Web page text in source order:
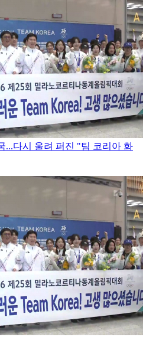
...다시 울려 퍼진 "팀 코리아 화